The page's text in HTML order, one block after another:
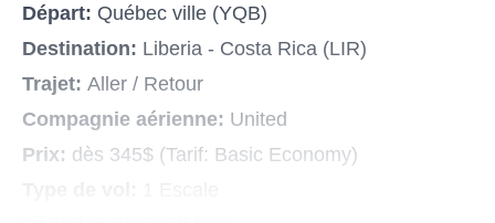
Départ: Québec ville (YQB)
Destination: Liberia - Costa Rica (LIR)
Trajet: Aller / Retour
Compagnie aérienne: United
Prix: dès 345$ (Tarif: Basic Economy)